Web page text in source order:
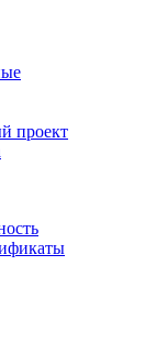
проект